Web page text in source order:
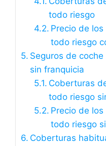
todo riesgo
Precio de
todo riesgo
Seguros de
sin franquicia
Coberturas
todo riesgo
Precio de
todo riesgo
Coberturas